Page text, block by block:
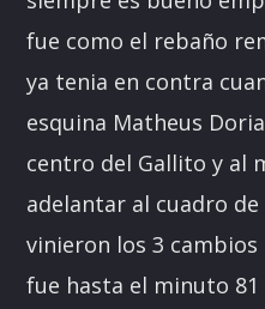
fue como el rebaño
ya tenia en contra
esquina Matheus
centro del Gallito y al
adelantar al cuadro
vinieron los 3
fue hasta el minuto 81